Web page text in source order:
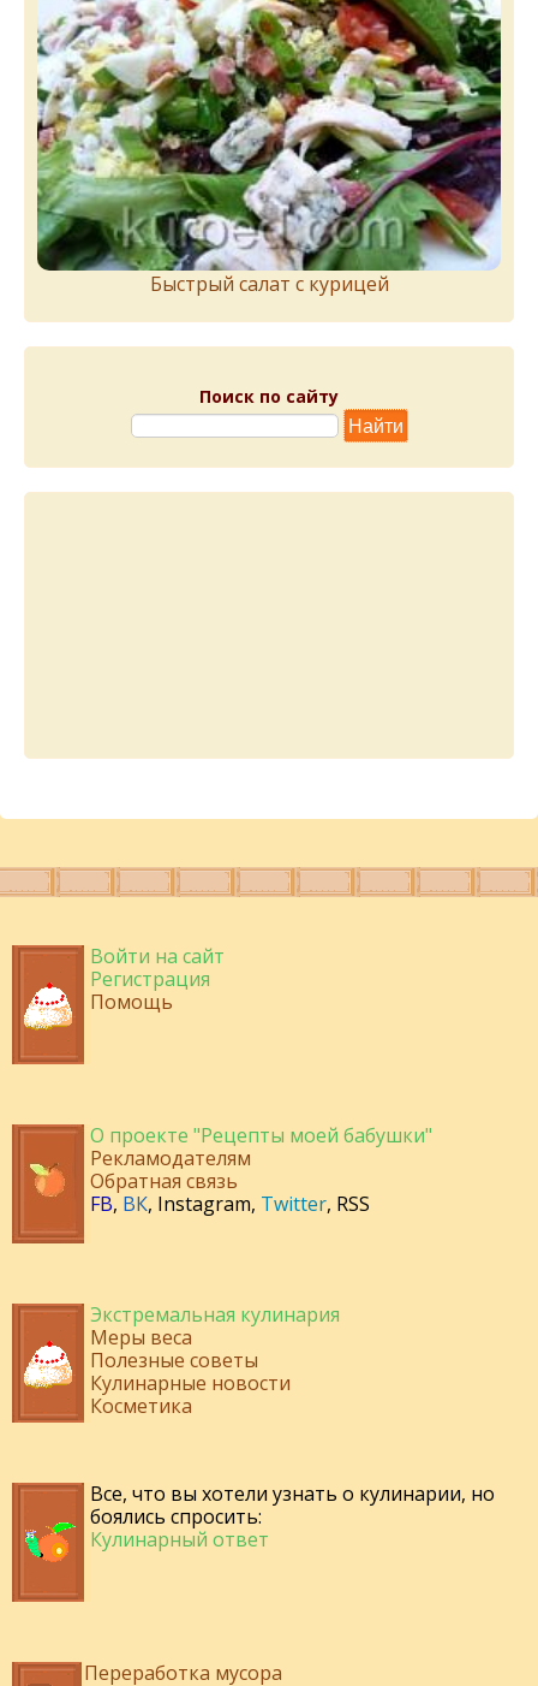
Быстрый салат с курицей
Поиск по сайту
Войти на сайт
Регистрация
Помощь
О проекте "Рецепты моей бабушки"
Рекламодателям
Обратная связь
FB, ВК, Instagram, Twitter, RSS
Экстремальная кулинария
Меры веса
Полезные советы
Кулинарные новости
Косметика
Все, что вы хотели узнать о кулинарии, но
боялись спросить:
Кулинарный ответ
Переработка мусора